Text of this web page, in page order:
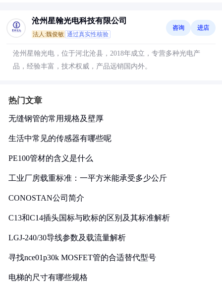
沧州星翰光电科技有限公司
法人:魏俊敏 通过真实性核验
咨询 进店
沧州星翰光电，位于河北沧县，2018年成立，专营多种光电产
品，经验丰富，技术权威，产品远销国内外。
热门文章
无缝钢管的常用规格及壁厚
生活中常见的传感器有哪些呢
PE100管材的含义是什么
工业厂房载重标准：一平方米能承受多少公斤
CONOSTAN公司简介
C13和C14插头国标与欧标的区别及其标准解析
LGJ-240/30导线参数及载流量解析
寻找nce01p30k MOSFET管的合适替代型号
电梯的尺寸有哪些规格